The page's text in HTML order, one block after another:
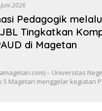
2026
Pedagogik
Tingkatkan
di Magetan
– Universitas
5 Magetan menggelar kegiatan